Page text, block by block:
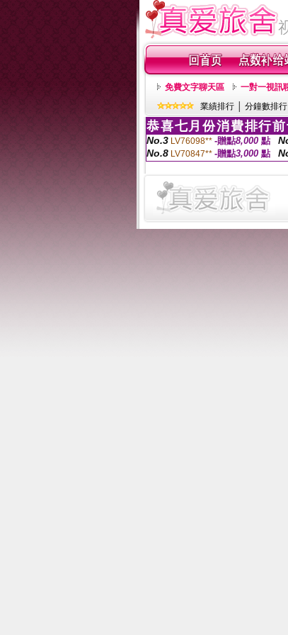
免費文字聊天區 一對一視訊
業績排行
分鐘數排行
恭喜七月份消費排行
No.3 LV76098** -贈點8,000 點
No.8 LV70847** -贈點3,000 點